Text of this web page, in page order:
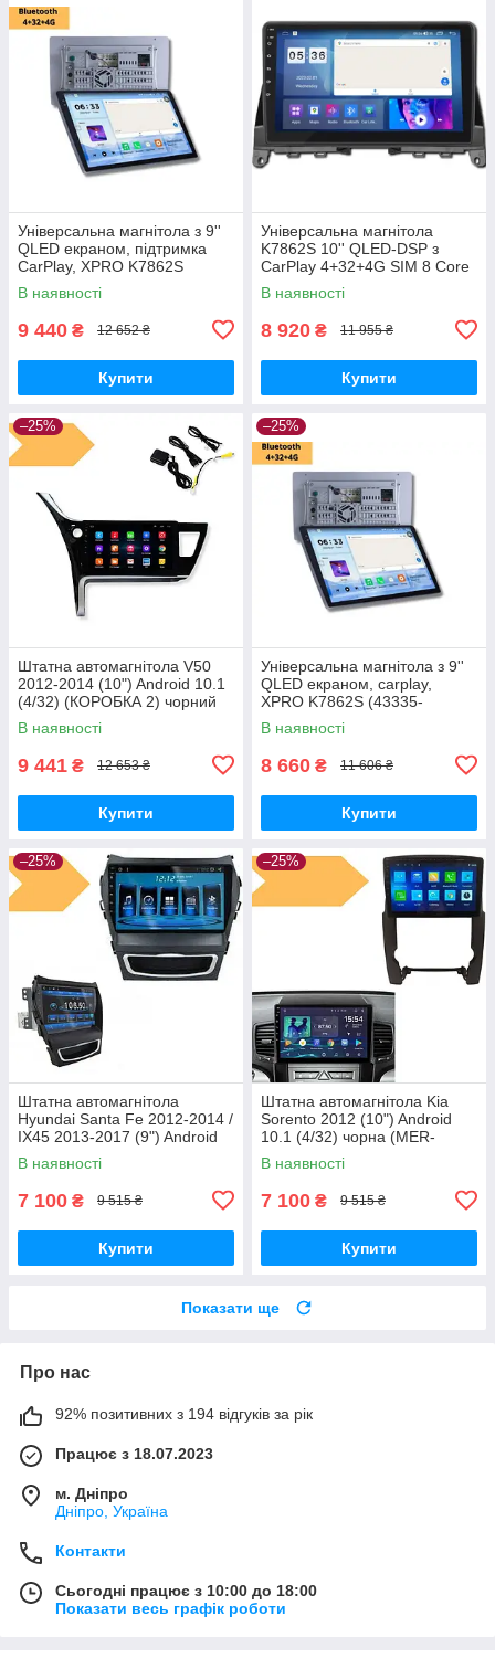
Універсальна магнітола з 9''
QLED екраном, підтримка
CarPlay, XPRO K7862S
В наявності
9 440 ₴ 12 652 ₴
Купити
Універсальна магнітола
K7862S 10'' QLED-DSP з
CarPlay 4+32+4G SIM 8 Core
Android 12 RGB (43334-
K7862S- 10''_7826)
В наявності
8 920 ₴ 11 955 ₴
Купити
–25%
Штатна автомагнітола V50
2012-2014 (10") Android 10.1
(4/32) (КОРОБКА 2) чорний
(MER-14129_5615)
В наявності
9 441 ₴ 12 653 ₴
Купити
–25%
Універсальна магнітола з 9''
QLED екраном, carplay,
XPRO K7862S (43335-
K7862S- 9''_7596)
В наявності
8 660 ₴ 11 606 ₴
Купити
–25%
Штатна автомагнітола
Hyundai Santa Fe 2012-2014 /
IX45 2013-2017 (9") Android
10.1 (4/32) (КОРОБКА 1)
чорна (MER-14149_5671)
В наявності
7 100 ₴ 9 515 ₴
Купити
–25%
Штатна автомагнітола Kia
Sorento 2012 (10") Android
10.1 (4/32) чорна (MER-
14114_5673)
В наявності
7 100 ₴ 9 515 ₴
Купити
Показати ще
Про нас
92% позитивних з 194 відгуків за рік
Працює з 18.07.2023
м. Дніпро
Дніпро, Україна
Контакти
Сьогодні працює з 10:00 до 18:00
Показати весь графік роботи